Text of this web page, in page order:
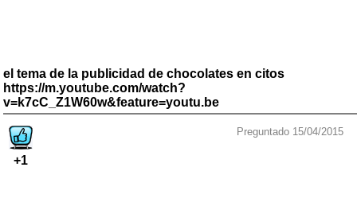
el tema de la publicidad de chocolates en citos
https://m.youtube.com/watch?
v=k7cC_Z1W60w&feature=youtu.be
+1
Preguntado 15/04/2015